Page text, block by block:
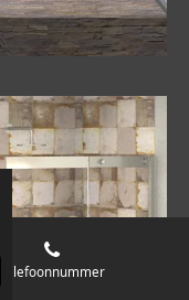
Telefoonnummer